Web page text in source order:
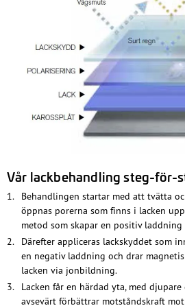
Vår lackbehandling steg-för-
Behandlingen startar med att tvätta
öppnas porerna som finns i lacken
metod som skapar en positiv laddning
Därefter appliceras lackskyddet som
en negativ laddning och drar
lacken via jonbildning.
Lacken får en härdad yta, med
avsevärt förbättrar motståndskraft